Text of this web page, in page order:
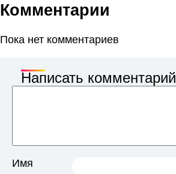
Комментарии
Пока нет комментариев
Написать комментарий
Имя